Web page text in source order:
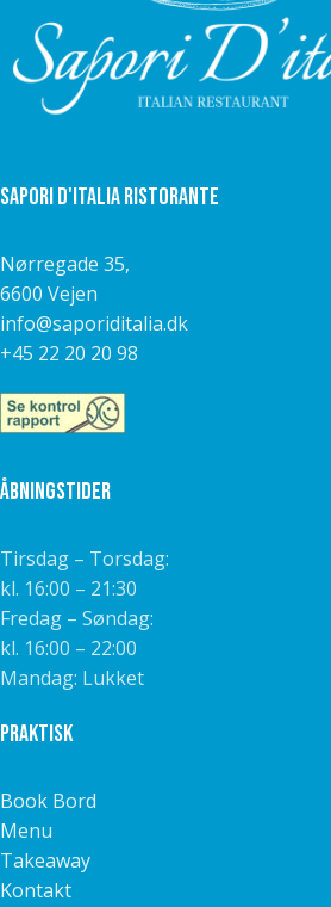
Sapori D'italia Ristorante
Nørregade 35,
6600 Vejen
info@saporiditalia.dk
+45 22 20 20 98
Åbningstider
Tirsdag – Torsdag:
kl. 16:00 – 21:30
Fredag – Søndag:
kl. 16:00 – 22:00
Mandag: Lukket
Praktisk
Book Bord
Menu
Takeaway
Kontakt